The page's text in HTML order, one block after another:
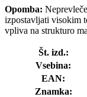
Opomba:
izpostavljati visokim
vpliva na strukturo
Št. izd.:
Vsebina:
EAN:
Znamka: